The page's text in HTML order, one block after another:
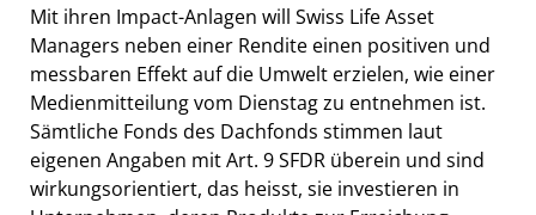
Mit ihren Impact-Anlagen will Swiss Life Asset
Managers neben einer Rendite einen positiven und
messbaren Effekt auf die Umwelt erzielen, wie einer
Medienmitteilung vom Dienstag zu entnehmen ist.
Sämtliche Fonds des Dachfonds stimmen laut
eigenen Angaben mit Art. 9 SFDR überein und sind
wirkungsorientiert, das heisst, sie investieren in